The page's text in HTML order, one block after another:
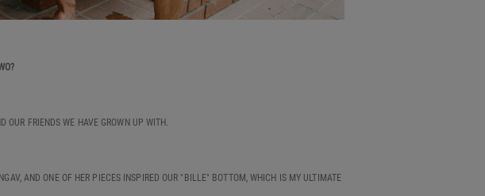
OUR FRIENDS WE HAVE GROWN UP WITH.
AND ONE OF HER PIECES INSPIRED OUR "BILLE" BOTTOM, WHICH IS MY ULTIMATE